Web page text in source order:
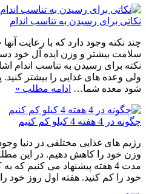
نکاتی برای رسیدن به تناسب اندام
چند نکته وجود دارد که با رعایت
سلامت بیشتر و وزن ایده آل خود دست
نکته برای رسیدن به تناسب اندام
ولی وعده های غذایی را بیشتر
شود معده شما… ادامه مطلب »
چگونه در 4 هفته 4 کیلو کم کنیم
رژیم های غذایی مختلفی در دنیا
وزن خود را کاهش دهیم. در این
خود را کم کنید. هفته اول روز خود